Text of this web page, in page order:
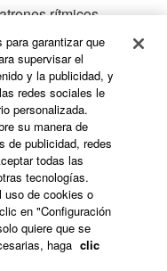
rítmicos
para muchos tipos
toque diferente a tu
para
o inspirar tu
garantizar que
supervisar el
y la publicidad, y
redes sociales le
personalizada.
su manera de
de publicidad, redes
todas las
tecnologías.
uso de cookies o
en "Configuración
quiere que se
haga clic